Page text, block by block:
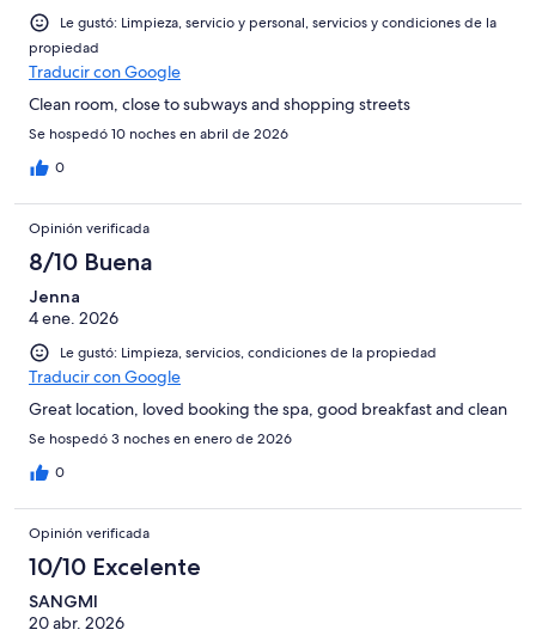
Le gustó: Limpieza, servicio y personal, servicios y condiciones de la
propiedad
Traducir con Google
Clean room, close to subways and shopping streets
Se hospedó 10 noches en abril de 2026
0
Opinión verificada
8/10 Buena
Jenna
4 ene. 2026
Le gustó: Limpieza, servicios, condiciones de la propiedad
Traducir con Google
Great location, loved booking the spa, good breakfast and clean
Se hospedó 3 noches en enero de 2026
0
Opinión verificada
10/10 Excelente
SANGMI
20 abr. 2026